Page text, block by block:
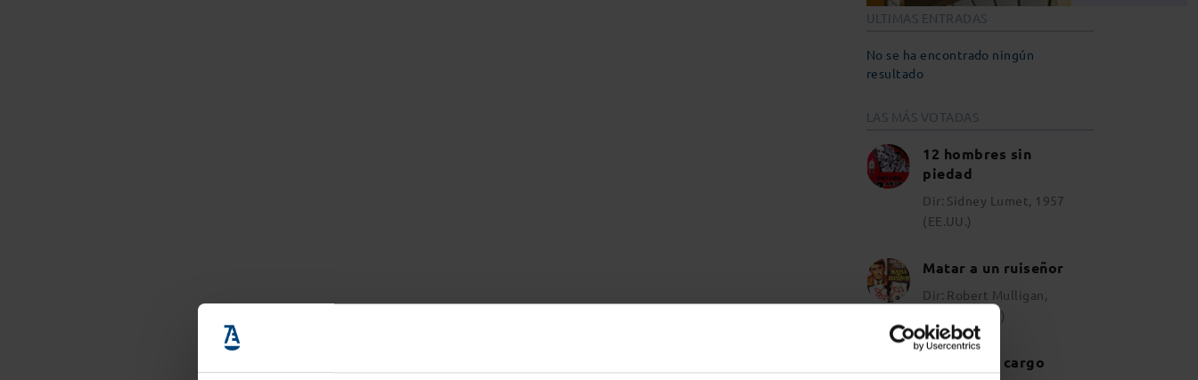
ULTIMAS ENTRADAS
No se ha encontrado ningún
resultado
LAS MÁS VOTADAS
12 hombres sin
piedad
Dir: Sidney Lumet, 1957
(EE.UU.)
Matar a un ruiseñor
Dir: Robert Mulligan,
1962 (EE.UU.)
Testigo de cargo